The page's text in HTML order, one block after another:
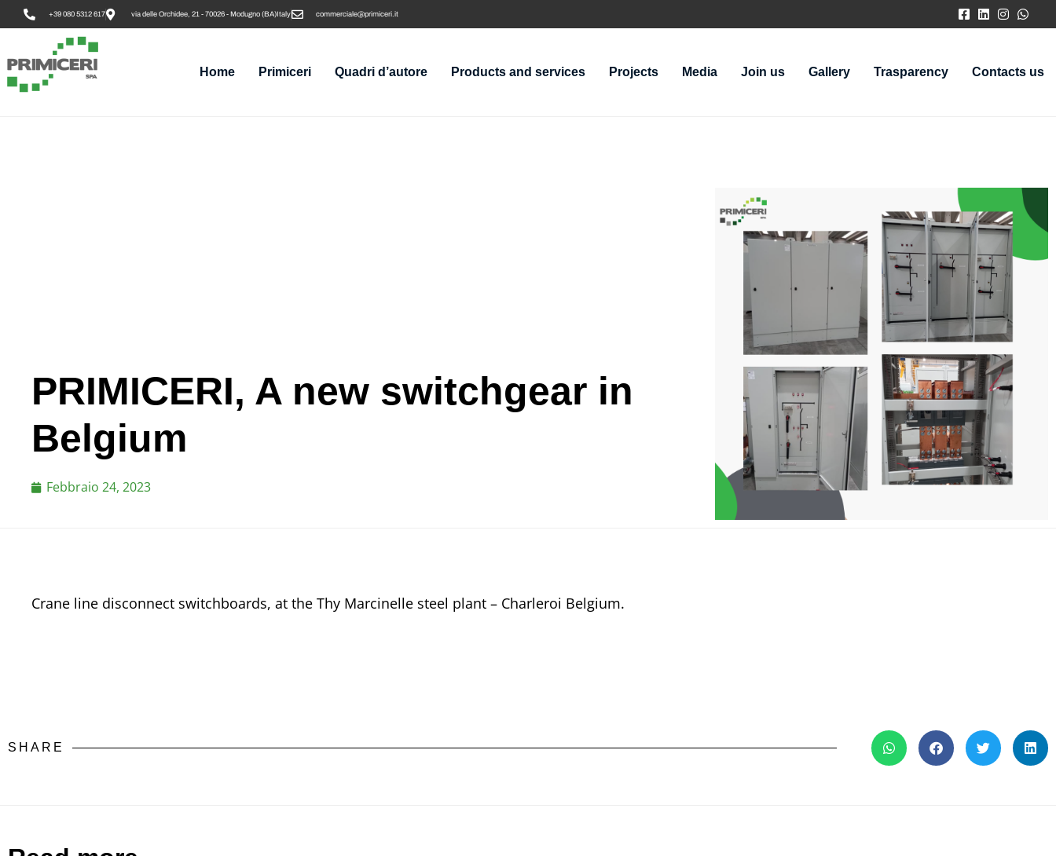
+39 080 5312 617 via delle Orchidee, 21 - 70026 - Modugno (BA)Italy commerciale@primiceri.it
Home Primiceri Quadri d’autore Products and services Projects Media Join us Gallery Trasparency Contacts us
PRIMICERI, A new switchgear in
Belgium
Febbraio 24, 2023
Crane line disconnect switchboards, at the Thy Marcinelle steel plant – Charleroi Belgium.
SHARE